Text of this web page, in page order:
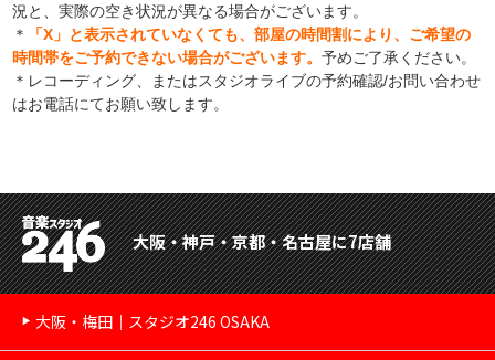
況と、実際の空き状況が異なる場合がございます。
＊
「X」と表示されていなくても、部屋の時間割により、ご希望の
時間帯をご予約できない場合がございます。予めご了承ください。
＊レコーディング、またはスタジオライブの予約確認/お問い合わせ
はお電話にてお願い致します。
大阪・神戸・京都・名古屋に7店舗
大阪・梅田｜スタジオ246 OSAKA